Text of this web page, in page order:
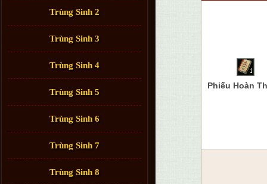
Trùng Sinh 2
Trùng Sinh 3
Trùng Sinh 4
Trùng Sinh 5
Trùng Sinh 6
Trùng Sinh 7
Trùng Sinh 8
Phiếu Hoàn